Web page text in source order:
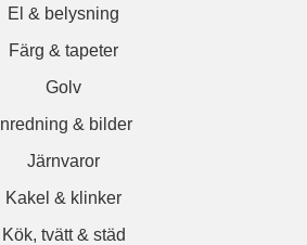
El & belysning
Färg & tapeter
Golv
Inredning & bilder
Järnvaror
Kakel & klinker
Kök, tvätt & städ